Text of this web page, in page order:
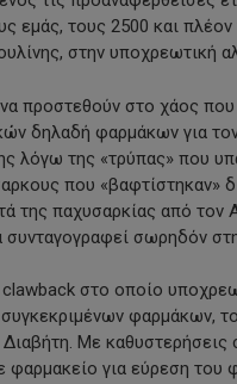
εμάς, τους 2500 και
στην υποχρεωτική
προστεθούν στο χάος
δηλαδή φαρμάκων για
λόγω της «τρύπας» που
που «βαφτίστηκαν»
της παχυσαρκίας από
συνταγογραφεί σωρηδόν
στο οποίο
φαρμάκων,
Με καθυστερήσεις
φαρμακείο για εύρεση